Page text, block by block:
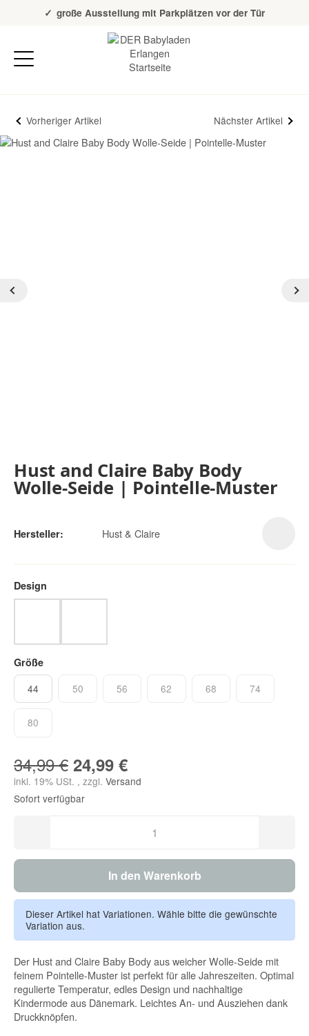
Über 20 Jahre Erfahrung
große Ausstellung mit Parkplätzen vor der Tür
Vorheriger Artikel Nächster Artikel
Hust and Claire Baby Body
Wolle-Seide | Pointelle-Muster
Hersteller: Hust & Claire
Design
tofu
bisquit melange
Größe
44
5050 5656 62 6868 74
80
34,99 € 24,99 €
inkl. 19% USt. , zzgl. Versand
Sofort verfügbar
In den Warenkorb
Dieser Artikel hat Variationen. Wähle bitte die gewünschte
Variation aus.
Der Hust and Claire Baby Body aus weicher Wolle-Seide mit
feinem Pointelle-Muster ist perfekt für alle Jahreszeiten. Optimal
regulierte Temperatur, edles Design und nachhaltige
Kindermode aus Dänemark. Leichtes An- und Ausziehen dank
Druckknöpfen.